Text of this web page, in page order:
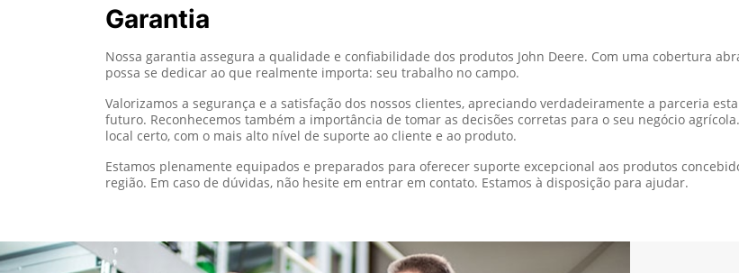
Garantia
Nossa garantia assegura a qualidade e confiabilidade dos produtos John Deere. Com uma cobertura
possa se dedicar ao que realmente importa: seu trabalho no campo.
Valorizamos a segurança e a satisfação dos nossos clientes, apreciando verdadeiramente a parceria
futuro. Reconhecemos também a importância de tomar as decisões corretas para o seu negócio
local certo, com o mais alto nível de suporte ao cliente e ao produto.
Estamos plenamente equipados e preparados para oferecer suporte excepcional aos produtos
região. Em caso de dúvidas, não hesite em entrar em contato. Estamos à disposição para ajudar.